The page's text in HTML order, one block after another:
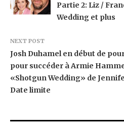
Partie 2: Liz /
Wedding et plus
NEXT POST
Josh Duhamel en début de
pour succéder à Armie
«Shotgun Wedding» de
Date limite